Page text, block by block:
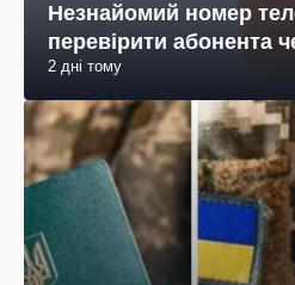
Незнайомий номер
перевірити абонента
2 дні тому